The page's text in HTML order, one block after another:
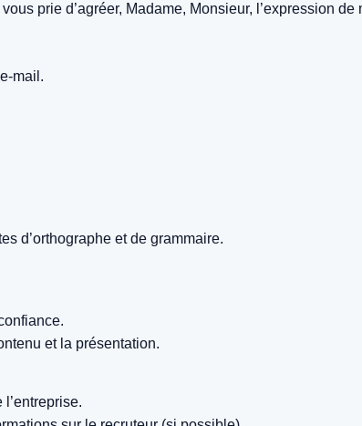
prie d’agréer, Madame, Monsieur, l’expression
mail.
d’orthographe et de grammaire.
et la présentation.